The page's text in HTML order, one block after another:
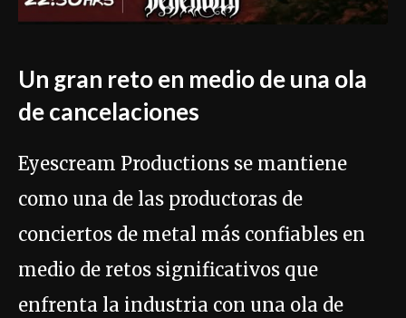
Un gran reto en medio de una ola
de cancelaciones
Eyescream Productions se mantiene
como una de las productoras de
conciertos de metal más confiables en
medio de retos significativos que
enfrenta la industria con una ola de